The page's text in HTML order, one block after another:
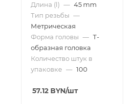
Длина (l) — 45 mm
Тип резьбы —
Метрическая
Форма головы — Т-
образная головка
Количество штук в
упаковке — 100
57.12 BYN/шт